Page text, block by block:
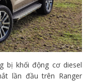
bị khối động cơ diesel
lần đầu trên Ranger